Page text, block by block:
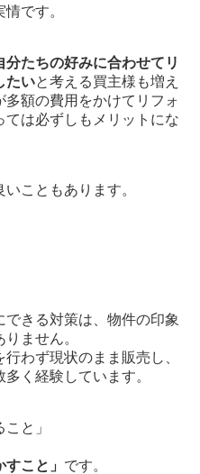
です。
分たちの好みに合わせてリ
たいと考える買主様も増え
額の費用をかけてリフォ
は必ずしもメリットにな
こともあります。
きる対策は、物件の印象
ません。
わず現状のまま販売し、
く経験しています。
と」
こと」 です。